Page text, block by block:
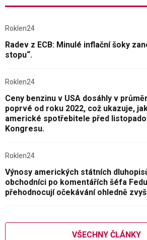
Roklen24
Radev z ECB: Minulé inflační šoky
stopu“.
Roklen24
Ceny benzinu v USA dosáhly v
poprvé od roku 2022, což ukazuje,
americké spotřebitele před
Kongresu.
Roklen24
Výnosy amerických státních
obchodníci po komentářích šéfa
přehodnocují očekávání ohledně
VŠECHNY ČLÁNKY